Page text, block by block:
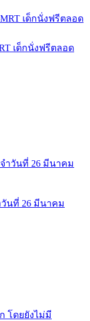
เด็กนั่งฟรีตลอด
วันที่ 26 มีนาคม